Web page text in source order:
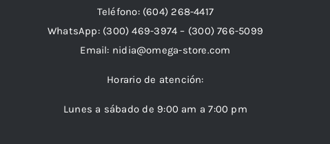
Teléfono: (604) 268-4417
WhatsApp: (300) 469-3974 – (300) 766-5099
Email: nidia@omega-store.com
Horario de atención:
Lunes a sábado de 9:00 am a 7:00 pm